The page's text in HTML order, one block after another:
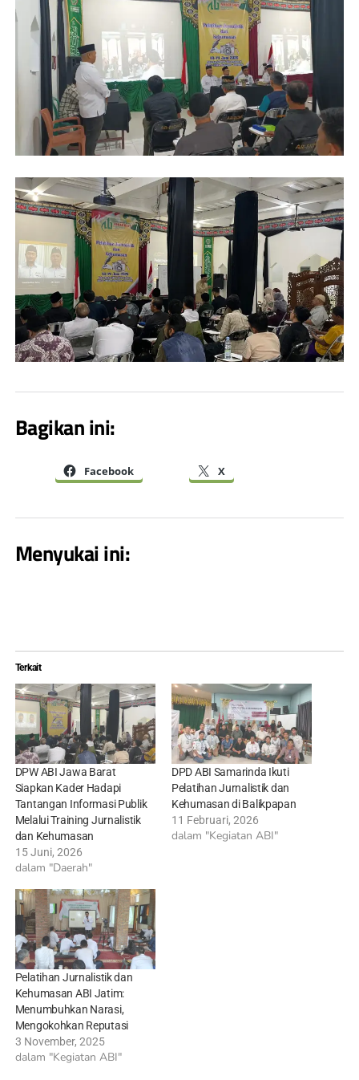
Bagikan ini:
Facebook X
Menyukai ini:
Terkait
DPW ABI Jawa Barat
Siapkan Kader Hadapi
Tantangan Informasi Publik
Melalui Training Jurnalistik
dan Kehumasan
15 Juni, 2026
dalam "Daerah"
DPD ABI Samarinda Ikuti
Pelatihan Jurnalistik dan
Kehumasan di Balikpapan
11 Februari, 2026
dalam "Kegiatan ABI"
Pelatihan Jurnalistik dan
Kehumasan ABI Jatim:
Menumbuhkan Narasi,
Mengokohkan Reputasi
3 November, 2025
dalam "Kegiatan ABI"